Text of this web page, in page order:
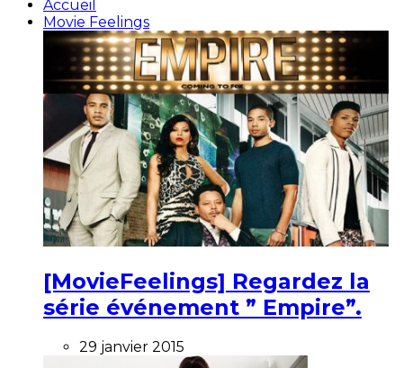
Accueil
Movie Feelings
[MovieFeelings] Regardez la
série événement ” Empire”.
29 janvier 2015